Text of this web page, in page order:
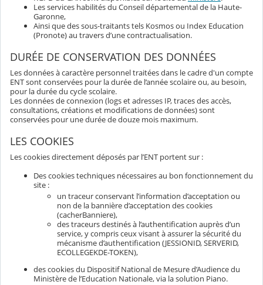
Les services habilités du Conseil départemental de la Haute-
Garonne,
Ainsi que des sous-traitants tels Kosmos ou Index Education
(Pronote) au travers d’une contractualisation.
DURÉE DE CONSERVATION DES DONNÉES
Les données à caractère personnel traitées dans le cadre d'un compte
ENT sont conservées pour la durée de l’année scolaire ou, au besoin,
pour la durée du cycle scolaire.
Les données de connexion (logs et adresses IP, traces des accès,
consultations, créations et modifications de données) sont
conservées pour une durée de douze mois maximum.
LES COOKIES
Les cookies directement déposés par l’ENT portent sur :
Des cookies techniques nécessaires au bon fonctionnement du
site :
un traceur conservant l’information d’acceptation ou
non de la bannière d’acceptation des cookies
(cacherBanniere),
des traceurs destinés à l’authentification auprès d’un
service, y compris ceux visant à assurer la sécurité du
mécanisme d’authentification (JESSIONID, SERVERID,
ECOLLEGEKDE-TOKEN),
des cookies du Dispositif National de Mesure d’Audience du
Ministère de l’Education Nationale, via la solution Piano.